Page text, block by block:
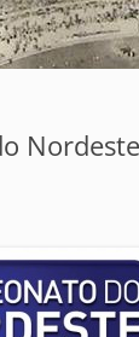
Nordeste